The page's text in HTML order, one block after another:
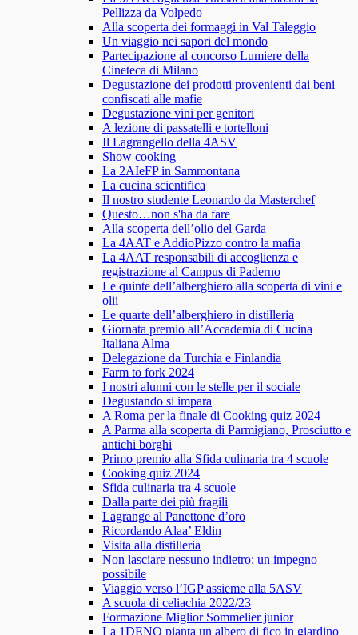
Pellizza da Volpedo
Alla scoperta dei formaggi in Val Taleggio
Un viaggio nei sapori del mondo
Partecipazione al concorso Lumiere della
Cineteca di Milano
Degustazione dei prodotti provenienti dai beni
confiscati alle mafie
Degustazione vini per genitori
A lezione di passatelli e tortelloni
Il Lagrangello della 4ASV
Show cooking
La 2AIeFP in Sammontana
La cucina scientifica
Il nostro studente Leonardo da Masterchef
Questo…non s'ha da fare
Alla scoperta dell’olio del Garda
La 4AAT e AddioPizzo contro la mafia
La 4AAT responsabili di accoglienza e
registrazione al Campus di Paderno
Le quinte dell’alberghiero alla scoperta di vini e
olii
Le quarte dell’alberghiero in distilleria
Giornata premio all’Accademia di Cucina
Italiana Alma
Delegazione da Turchia e Finlandia
Farm to fork 2024
I nostri alunni con le stelle per il sociale
Degustando si impara
A Roma per la finale di Cooking quiz 2024
A Parma alla scoperta di Parmigiano, Prosciutto e
antichi borghi
Primo premio alla Sfida culinaria tra 4 scuole
Cooking quiz 2024
Sfida culinaria tra 4 scuole
Dalla parte dei più fragili
Lagrange al Panettone d’oro
Ricordando Alaa’ Eldin
Visita alla distilleria
Non lasciare nessuno indietro: un impegno
possibile
Viaggio verso l’IGP assieme alla 5ASV
A scuola di celiachia 2022/23
Formazione Miglior Sommelier junior
La 1DENO pianta un albero di fico in giardino